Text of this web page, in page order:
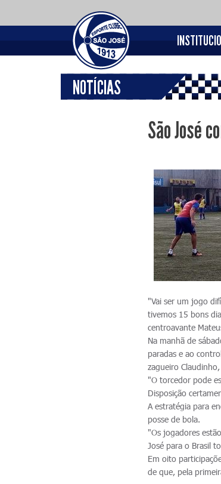
NOTÍCIAS
São José
"Vai ser um jogo
tivemos 15 bons
centroavante
Na manhã de
paradas e ao
zagueiro
"O torcedor pode
Disposição
A estratégia para
posse de bola.
"Os jogadores
José para o Brasil
Em oito
de que, pela